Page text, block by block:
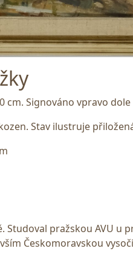
cm. Signováno vpravo
Stav ilustruje
Studoval pražskou AVU u
Českomoravskou